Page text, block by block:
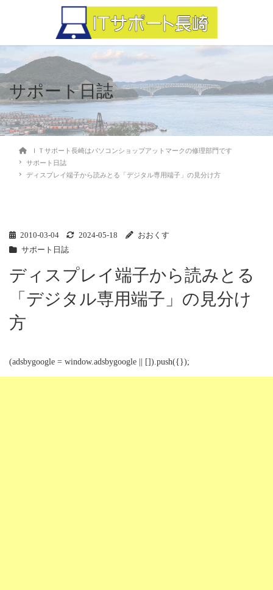
サポート日誌
ＩＴサポート長崎はパソコンショップアットマークの修理部門です
サポート日誌
ディスプレイ端子から読みとる「デジタル専用端子」の見分け方
2010-03-04 2024-05-18
おおくす
サポート日誌
ディスプレイ端子から読みとる
「デジタル専用端子」の見分け
方
(adsbygoogle = window.adsbygoogle || []).push({});